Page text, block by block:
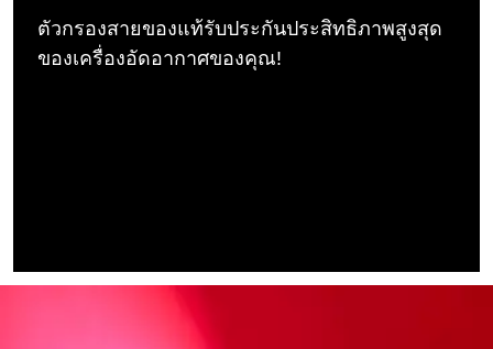
ตัวกรองสายของแท้รับประกันประสิทธิภาพสูงสุด
ของเครื่องอัดอากาศของคุณ!